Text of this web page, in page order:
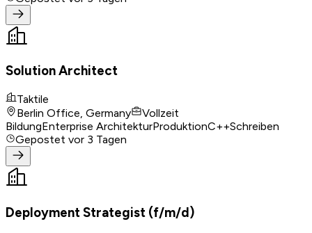
Solution Architect
Taktile
Berlin Office, Germany
Vollzeit
BildungEnterprise ArchitekturProduktionC++Schreiben
Gepostet vor 3 Tagen
Deployment Strategist (f/m/d)